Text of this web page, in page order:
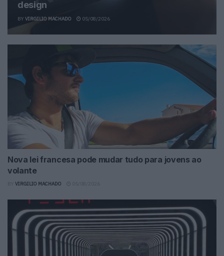
design
BY VIRGILIO MACHADO 05/08/2026
Nova lei francesa pode mudar tudo para jovens ao
volante
VIRGILIO MACHADO